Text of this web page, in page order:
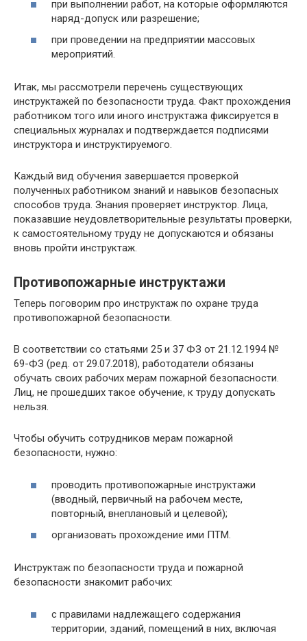
при выполнении работ, на которые оформляются
наряд-допуск или разрешение;
при проведении на предприятии массовых
мероприятий.
Итак, мы рассмотрели перечень существующих
инструктажей по безопасности труда. Факт прохождения
работником того или иного инструктажа фиксируется в
специальных журналах и подтверждается подписями
инструктора и инструктируемого.
Каждый вид обучения завершается проверкой
полученных работником знаний и навыков безопасных
способов труда. Знания проверяет инструктор. Лица,
показавшие неудовлетворительные результаты проверки,
к самостоятельному труду не допускаются и обязаны
вновь пройти инструктаж.
Противопожарные инструктажи
Теперь поговорим про инструктаж по охране труда
противопожарной безопасности.
В соответствии со статьями 25 и 37 ФЗ от 21.12.1994 №
69-ФЗ (ред. от 29.07.2018), работодатели обязаны
обучать своих рабочих мерам пожарной безопасности.
Лиц, не прошедших такое обучение, к труду допускать
нельзя.
Чтобы обучить сотрудников мерам пожарной
безопасности, нужно:
проводить противопожарные инструктажи
(вводный, первичный на рабочем месте,
повторный, внеплановый и целевой);
организовать прохождение ими ПТМ.
Инструктаж по безопасности труда и пожарной
безопасности знакомит рабочих:
с правилами надлежащего содержания
территории, зданий, помещений в них, включая